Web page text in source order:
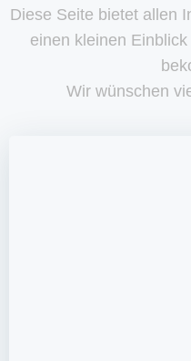
Diese Seite bietet allen
einen kleinen
Wir wünschen